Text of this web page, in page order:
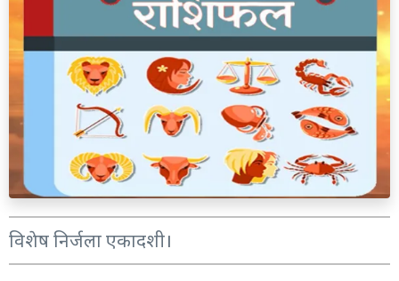
विशेष निर्जला एकादशी।